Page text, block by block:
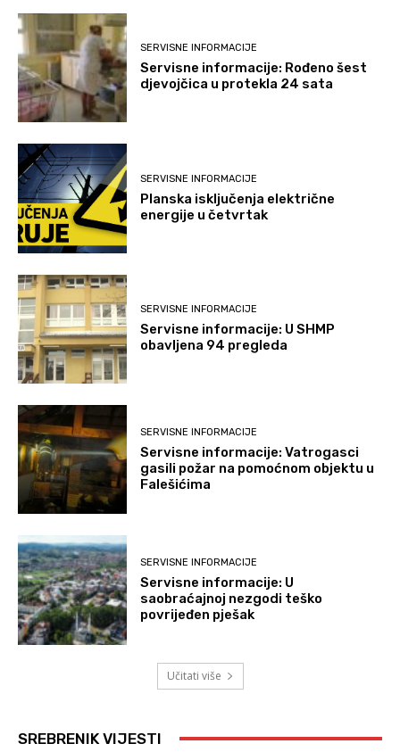
SERVISNE INFORMACIJE
Servisne informacije: Rođeno šest
djevojčica u protekla 24 sata
SERVISNE INFORMACIJE
Planska isključenja električne
energije u četvrtak
SERVISNE INFORMACIJE
Servisne informacije: U SHMP
obavljena 94 pregleda
SERVISNE INFORMACIJE
Servisne informacije: Vatrogasci
gasili požar na pomoćnom objektu u
Falešićima
SERVISNE INFORMACIJE
Servisne informacije: U
saobraćajnoj nezgodi teško
povrijeđen pješak
Učitati više
SREBRENIK VIJESTI